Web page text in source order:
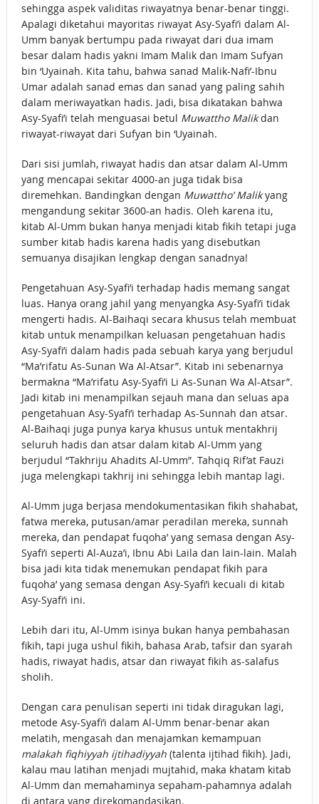
sehingga aspek validitas riwayatnya benar-benar tinggi.
Apalagi diketahui mayoritas riwayat Asy-Syafi’i dalam Al-
Umm banyak bertumpu pada riwayat dari dua imam
besar dalam hadis yakni Imam Malik dan Imam Sufyan
bin ‘Uyainah. Kita tahu, bahwa sanad Malik-Nafi’-Ibnu
Umar adalah sanad emas dan sanad yang paling sahih
dalam meriwayatkan hadis. Jadi, bisa dikatakan bahwa
Asy-Syafi’i telah menguasai betul Muwattho Malikdan
riwayat-riwayat dari Sufyan bin ‘Uyainah.
Dari sisi jumlah, riwayat hadis dan atsar dalam Al-Umm
yang mencapai sekitar 4000-an juga tidak bisa
diremehkan. Bandingkan dengan Muwattho’ Malikyang
mengandung sekitar 3600-an hadis. Oleh karena itu,
kitab Al-Umm bukan hanya menjadi kitab fikih tetapi juga
sumber kitab hadis karena hadis yang disebutkan
semuanya disajikan lengkap dengan sanadnya!
Pengetahuan Asy-Syafi’i terhadap hadis memang sangat
luas. Hanya orang jahil yang menyangka Asy-Syafi’i tidak
mengerti hadis. Al-Baihaqi secara khusus telah membuat
kitab untuk menampilkan keluasan pengetahuan hadis
Asy-Syafi’i dalam hadis pada sebuah karya yang berjudul
“Ma’rifatu As-Sunan Wa Al-Atsar”. Kitab ini sebenarnya
bermakna “Ma’rifatu Asy-Syafi’i Li As-Sunan Wa Al-Atsar”.
Jadi kitab ini menampilkan sejauh mana dan seluas apa
pengetahuan Asy-Syafi’i terhadap As-Sunnah dan atsar.
Al-Baihaqi juga punya karya khusus untuk mentakhrij
seluruh hadis dan atsar dalam kitab Al-Umm yang
berjudul “Takhriju Ahadits Al-Umm”. Tahqiq Rif’at Fauzi
juga melengkapi takhrij ini sehingga lebih mantap lagi.
Al-Umm juga berjasa mendokumentasikan fikih shahabat,
fatwa mereka, putusan/amar peradilan mereka, sunnah
mereka, dan pendapat fuqoha’ yang semasa dengan Asy-
Syafi’i seperti Al-Auza’i, Ibnu Abi Laila dan lain-lain. Malah
bisa jadi kita tidak menemukan pendapat fikih para
fuqoha’ yang semasa dengan Asy-Syafi’i kecuali di kitab
Asy-Syafi’i ini.
Lebih dari itu, Al-Umm isinya bukan hanya pembahasan
fikih, tapi juga ushul fikih, bahasa Arab, tafsir dan syarah
hadis, riwayat hadis, atsar dan riwayat fikih as-salafus
sholih.
Dengan cara penulisan seperti ini tidak diragukan lagi,
metode Asy-Syafi’i dalam Al-Umm benar-benar akan
melatih, mengasah dan menajamkan kemampuan
malakah fiqhiyyah ijtihadiyyah(talenta ijtihad fikih). Jadi,
kalau mau latihan menjadi mujtahid, maka khatam kitab
Al-Umm dan memahaminya sepaham-pahamnya adalah
di antara yang direkomandasikan.